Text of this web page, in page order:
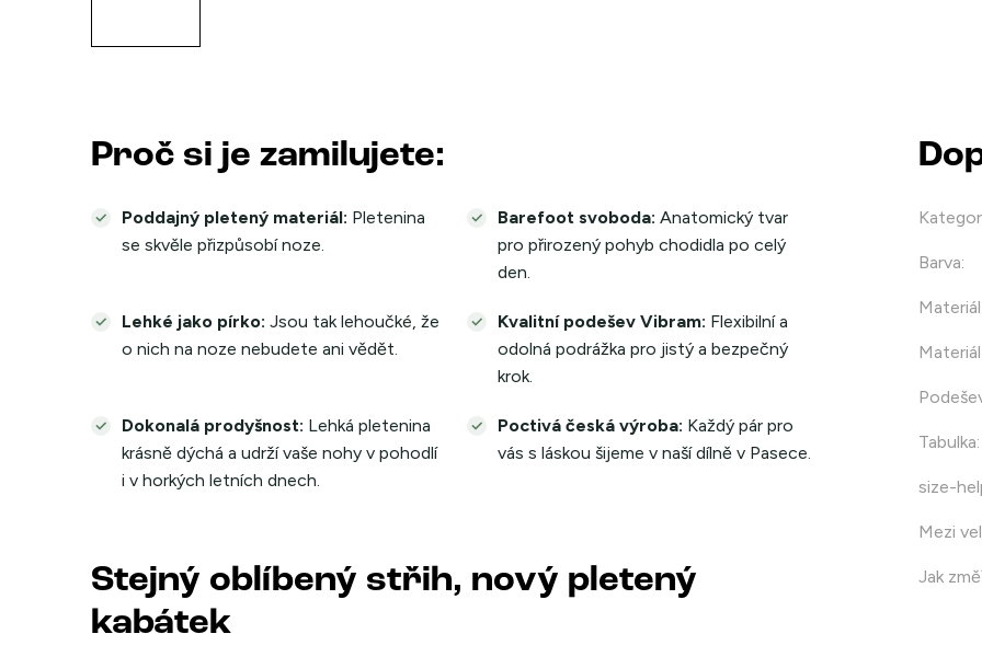
Proč si je zamilujete:
Poddajný pletený materiál: Pletenina
se skvěle přizpůsobí noze.
Barefoot svoboda: Anatomický tvar
pro přirozený pohyb chodidla po celý
den.
Lehké jako pírko: Jsou tak lehoučké, že
o nich na noze nebudete ani vědět.
Kvalitní podešev Vibram: Flexibilní a
odolná podrážka pro jistý a bezpečný
krok.
Dokonalá prodyšnost: Lehká pletenina
krásně dýchá a udrží vaše nohy v pohodlí
i v horkých letních dnech.
Poctivá česká výroba: Každý pár pro
vás s láskou šijeme v naší dílně v Pasece.
Stejný oblíbený střih, nový pletený
kabátek
Barva:
Tabulka:
size-
Mezi
Jak